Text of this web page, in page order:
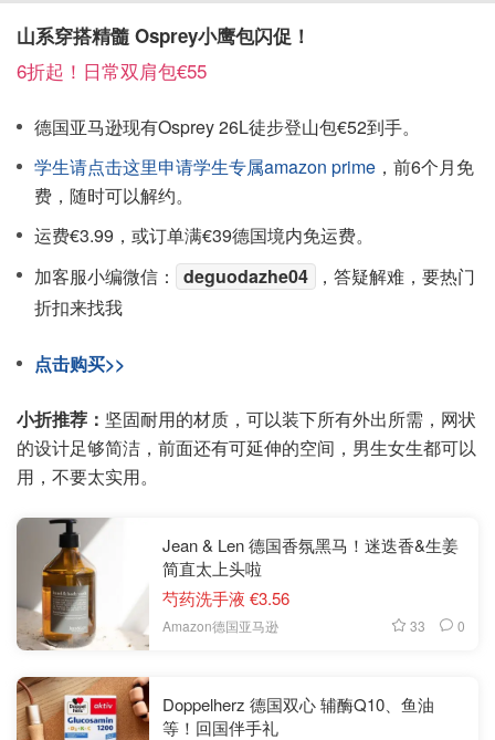
山系穿搭精髓 Osprey小鹰包闪促！
6折起！日常双肩包€55
德国亚马逊现有Osprey 26L徒步登山包€52到手。
学生请点击这里申请学生专属amazon prime ，前6个月免
费，随时可以解约。
运费€3.99，或订单满€39德国境内免运费。
加客服小编微信：
deguodazhe04
，答疑解难，要热门
折扣来找我
点击购买>>
小折推荐： 坚固耐用的材质，可以装下所有外出所需，网状
的设计足够简洁，前面还有可延伸的空间，男生女生都可以
用，不要太实用。
Jean & Len 德国香氛黑马！迷迭香&生姜
简直太上头啦
芍药洗手液 €3.56
Amazon德国亚马逊 33 0
Doppelherz 德国双心 辅酶Q10、鱼油
等！回国伴手礼